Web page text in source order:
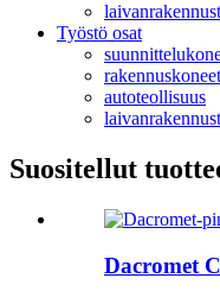
Työstö osat
rakennuskoneet
autoteollisuus
Suositellut
Dacromet